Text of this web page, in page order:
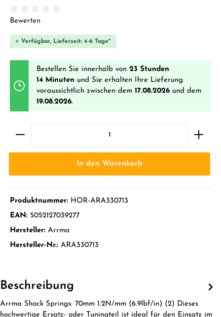
Durchschnittliche Bewertung von 0 von 5 Sternen
Bewerten
Verfügbar, Lieferzeit: 4-6 Tage*
Bestellen Sie innerhalb von 23 Stunden
14 Minuten und Sie erhalten Ihre Lieferung
voraussichtlich zwischen dem 17.08.2026 und dem
19.08.2026.
In den Warenkorb
Produktnummer: HOR-ARA330713
EAN: 5052127039277
Hersteller: Arrma
Hersteller-Nr.: ARA330713
Beschreibung
Arrma Shock Springs: 70mm 1.2N/mm (6.9lbf/in) (2) Dieses
hochwertige Ersatz- oder Tuningteil ist ideal für den Einsatz im